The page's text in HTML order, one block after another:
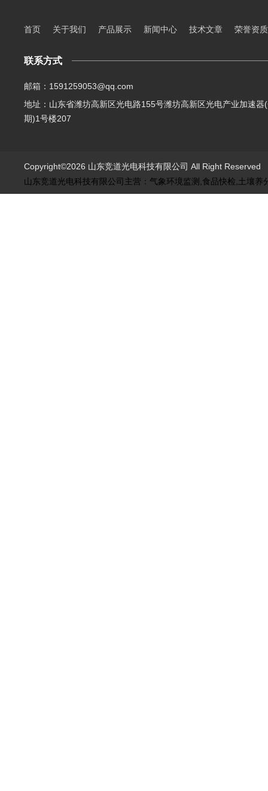
首页 关于我们 产品展示 新闻中心 技术文章 荣誉资质
联系方式
邮箱：1591259053@qq.com
地址：山东省潍坊高新区光电路155号潍坊高新区光电产业加速器
期)1号楼207
Copyright©2026 山东竞道光电科技有限公司 All Right
山东竞道光电科技有限公司主营：气象环境监测,食品快检,土壤养